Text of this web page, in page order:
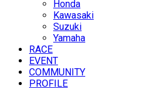
Honda
Kawasaki
Suzuki
Yamaha
RACE
EVENT
COMMUNITY
PROFILE